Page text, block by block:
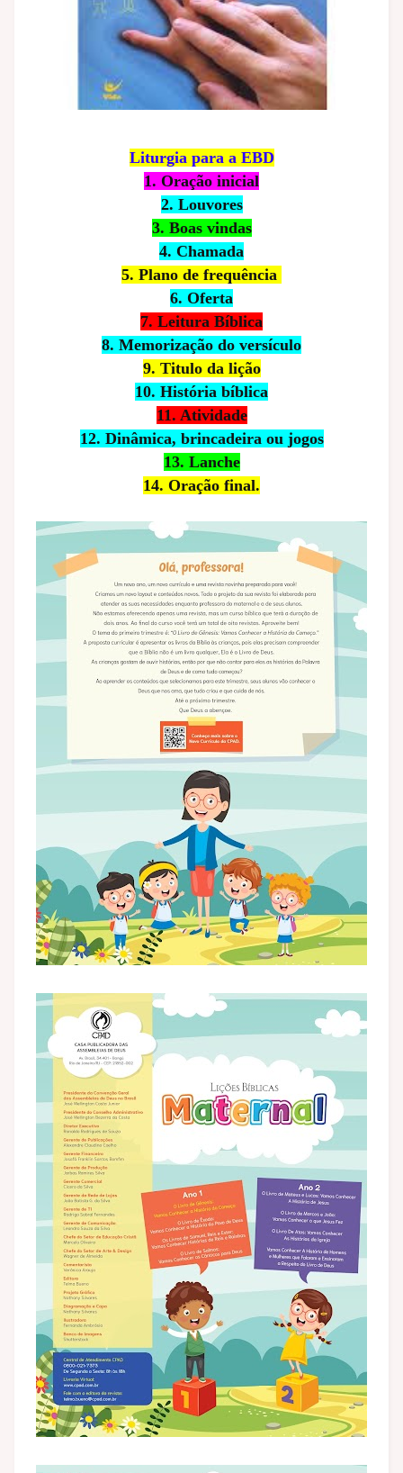
Liturgia para a EBD
1. Oração inicial
2. Louvores
3. Boas vindas
4. Chamada
5. Plano de frequência
6. Oferta
7. Leitura Bíblica
8. Memorização do versículo
9. Titulo da lição
10. História bíblica
11. Atividade
12. Dinâmica, brincadeira ou jogos
13. Lanche
14. Oração final.